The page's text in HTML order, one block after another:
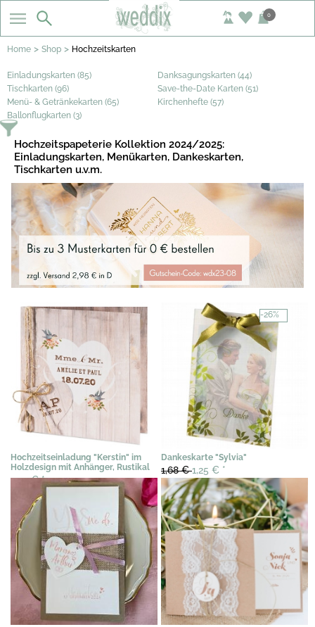
0
Home > Shop > Hochzeitskarten
Einladungskarten (85)
Danksagungskarten (44)
Tischkarten (96)
Save-the-Date Karten (51)
Menü- & Getränkekarten (65)
Kirchenhefte (57)
Ballonflugkarten (3)
Hochzeitspapeterie Kollektion 2024/2025:
Einladungskarten, Menükarten, Dankeskarten,
Tischkarten u.v.m.
Hochzeitseinladung "Kerstin" im
Holzdesign mit Anhänger, Rustikal
1,53 €*
-26%
Dankeskarte "Sylvia"
1,68 €1,25 € *